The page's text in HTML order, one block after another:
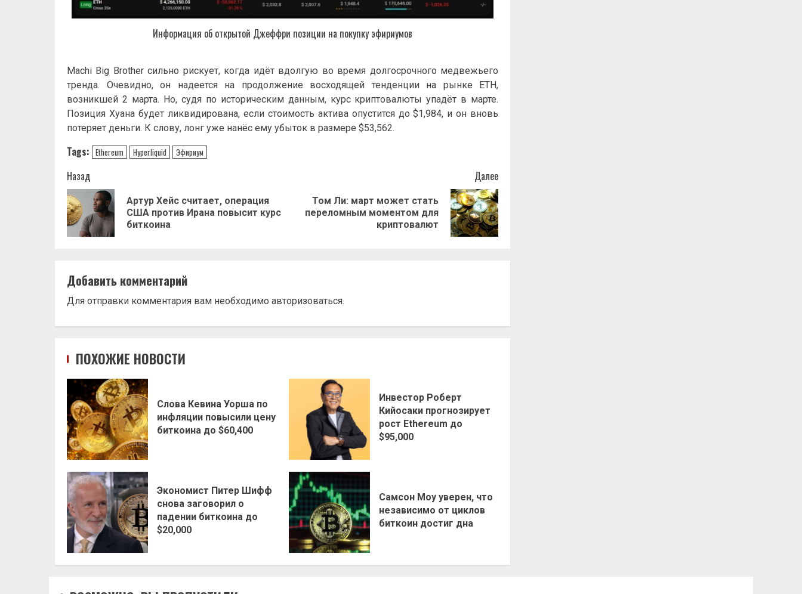
Информация об открытой Джеффри позиции на покупку эфириумов
Machi Big Brother сильно рискует, когда идёт вдолгую во время долгосрочного медвежьего
тренда. Очевидно, он надеется на продолжение восходящей тенденции на рынке ETH,
возникшей 2 марта. Но, судя по историческим данным, курс криптовалюты упадёт в марте.
Позиция Хуана будет ликвидирована, если стоимость актива опустится до $1,984, и он вновь
потеряет деньги. К слову, лонг уже нанёс ему убыток в размере $53,562.
Tags: Ethereum Hyperliquid Эфириум
Навигация
записи
Назад
Предыдущая
Артур Хейс считает, операция
США против Ирана повысит курс
биткоина
Далее
Следующая
Том Ли: март может стать
переломным моментом для
криптовалют
Добавить комментарий
Для отправки комментария вам необходимо авторизоваться.
ПОХОЖИЕ НОВОСТИ
Слова Кевина Уорша по
инфляции повысили цену
биткоина до $60,400
Инвестор Роберт
Кийосаки прогнозирует
рост Ethereum до
$95,000
Экономист Питер Шифф
снова заговорил о
падении биткоина до
$20,000
Самсон Моу уверен, что
независимо от циклов
биткоин достиг дна